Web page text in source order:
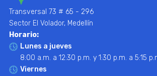
Transversal 73 # 65 - 296
Sector El Volador, Medellín
Horario:
Lunes a jueves
8:00 a.m. a 12:30 p.m. y 1:30 p.m. a 5:15
Viernes